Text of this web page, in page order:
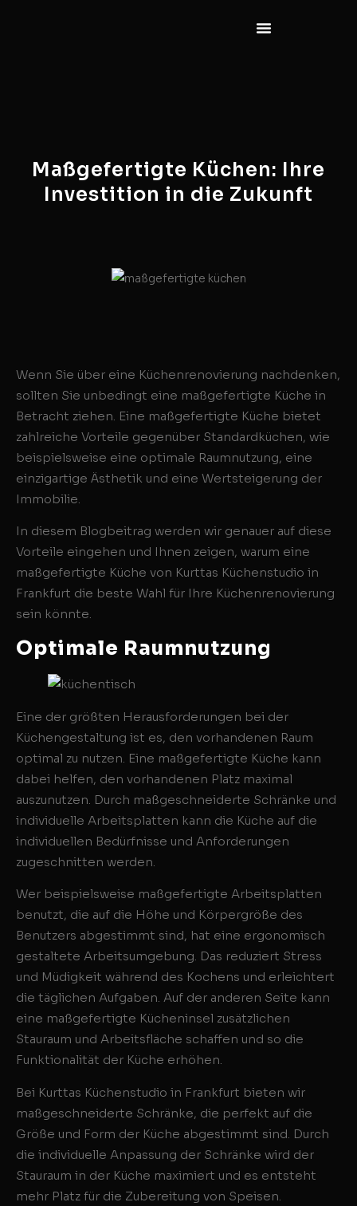
Maßgefertigte Küchen: Ihre
Investition in die Zukunft
Wenn Sie über eine Küchenrenovierung nachdenken,
sollten Sie unbedingt eine maßgefertigte Küche in
Betracht ziehen. Eine maßgefertigte Küche bietet
zahlreiche Vorteile gegenüber Standardküchen, wie
beispielsweise eine optimale Raumnutzung, eine
einzigartige Ästhetik und eine Wertsteigerung der
Immobilie.
In diesem Blogbeitrag werden wir genauer auf diese
Vorteile eingehen und Ihnen zeigen, warum eine
maßgefertigte Küche von Kurttas Küchenstudio in
Frankfurt die beste Wahl für Ihre Küchenrenovierung
sein könnte.
Optimale Raumnutzung
Eine der größten Herausforderungen bei der
Küchengestaltung ist es, den vorhandenen Raum
optimal zu nutzen. Eine maßgefertigte Küche kann
dabei helfen, den vorhandenen Platz maximal
auszunutzen. Durch maßgeschneiderte Schränke und
individuelle Arbeitsplatten kann die Küche auf die
individuellen Bedürfnisse und Anforderungen
zugeschnitten werden.
Wer beispielsweise maßgefertigte Arbeitsplatten
benutzt, die auf die Höhe und Körpergröße des
Benutzers abgestimmt sind, hat eine ergonomisch
gestaltete Arbeitsumgebung. Das reduziert Stress
und Müdigkeit während des Kochens und erleichtert
die täglichen Aufgaben. Auf der anderen Seite kann
eine maßgefertigte Kücheninsel zusätzlichen
Stauraum und Arbeitsfläche schaffen und so die
Funktionalität der Küche erhöhen.
Bei Kurttas Küchenstudio in Frankfurt bieten wir
maßgeschneiderte Schränke, die perfekt auf die
Größe und Form der Küche abgestimmt sind. Durch
die individuelle Anpassung der Schränke wird der
Stauraum in der Küche maximiert und es entsteht
mehr Platz für die Zubereitung von Speisen.